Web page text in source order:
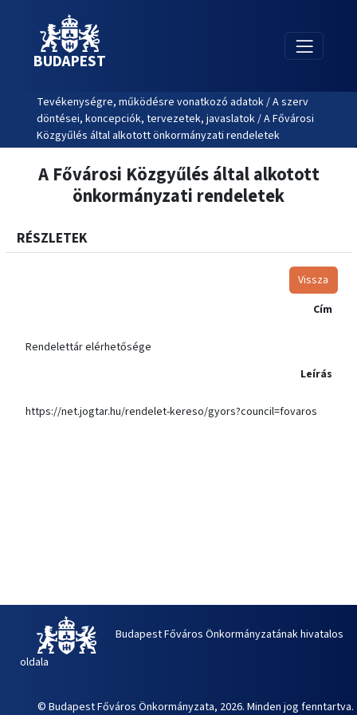
BUDAPEST
Tevékenységre, működésre vonatkozó adatok / A szerv
döntései, koncepciók, tervezetek, javaslatok / A Fővárosi
Közgyűlés által alkotott önkormányzati rendeletek
A Fővárosi Közgyűlés által alkotott
önkormányzati rendeletek
RÉSZLETEK
Vissza
Cím
Rendelettár elérhetősége
Leírás
https://net.jogtar.hu/rendelet-kereso/gyors?council=fovaros
Budapest Főváros Önkormányzatának hivatalos
oldala
© Budapest Főváros Önkormányzata, 2026. Minden jog fenntartva.